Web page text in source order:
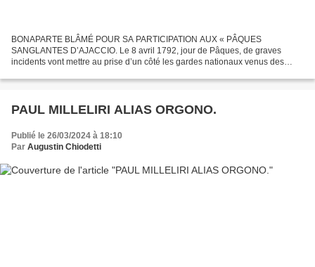
BONAPARTE BLÂMÉ POUR SA PARTICIPATION AUX « PÂQUES
SANGLANTES D’AJACCIO. Le 8 avril 1792, jour de Pâques, de graves
incidents vont mettre au prise d’un côté les gardes nationaux venus des
PAUL MILLELIRI ALIAS ORGONO.
Publié le 26/03/2024 à 18:10
Par Augustin Chiodetti